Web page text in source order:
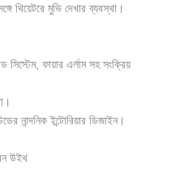
থিয়েটরে মুভি দেখার ব্যবস্থা।
ফায়ার এর্লাম সহ সংক্রিয়
নান্দনিক ইন্টোরিয়ার ডিজাইন।
উইথ